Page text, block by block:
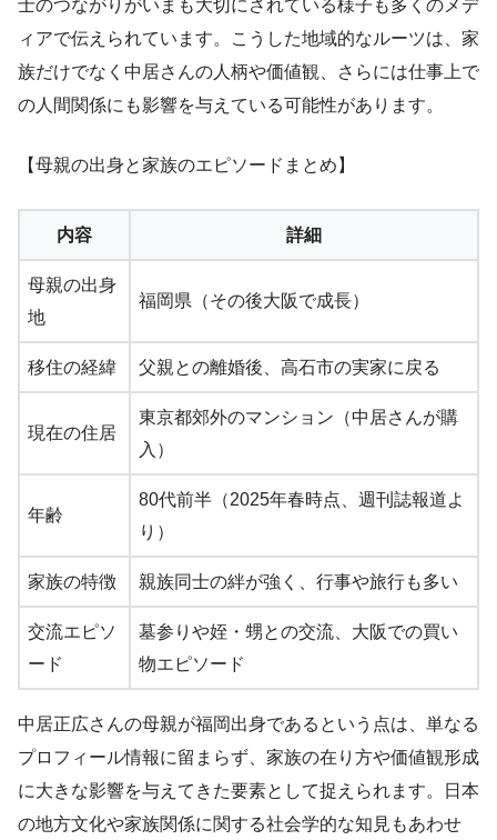
士のつながりがいまも大切にされている様子も多くのメデ
ィアで伝えられています。こうした地域的なルーツは、家
族だけでなく中居さんの人柄や価値観、さらには仕事上で
の人間関係にも影響を与えている可能性があります。
【母親の出身と家族のエピソードまとめ】
内容 詳細
母親の出身
地
福岡県（その後大阪で成長）
移住の経緯 父親との離婚後、高石市の実家に戻る
現在の住居
東京都郊外のマンション（中居さんが購
入）
年齢
80代前半（2025年春時点、週刊誌報道よ
り）
家族の特徴 親族同士の絆が強く、行事や旅行も多い
交流エピソ
ード
墓参りや姪・甥との交流、大阪での買い
物エピソード
中居正広さんの母親が福岡出身であるという点は、単なる
プロフィール情報に留まらず、家族の在り方や価値観形成
に大きな影響を与えてきた要素として捉えられます。日本
の地方文化や家族関係に関する社会学的な知見もあわせ